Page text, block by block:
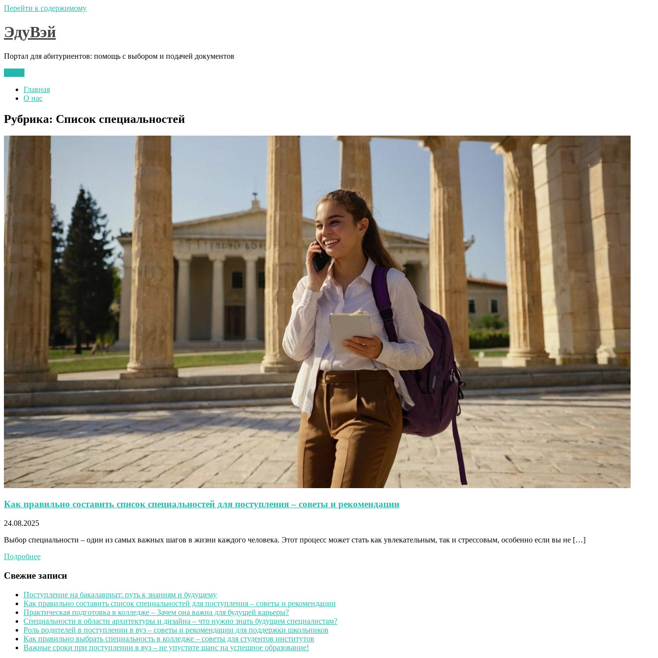
Перейти к содержимому
ЭдуВэй
Портал для абитуриентов: помощь с выбором и подачей документов
Главная
О нас
Рубрика: Список специальностей
Как правильно составить список специальностей для поступления – советы и рекомендации
24.08.2025
Выбор специальности – один из самых важных шагов в жизни каждого человека. Этот процесс может стать как увлекательным, так и стрессовым, особенно если вы не […]
Подробнее
Свежие записи
Поступление на бакалавриат: путь к знаниям и будущему
Как правильно составить список специальностей для поступления – советы и рекомендации
Практическая подготовка в колледже – Зачем она важна для будущей карьеры?
Специальности в области архитектуры и дизайна – что нужно знать будущим специалистам?
Роль родителей в поступлении в вуз – советы и рекомендации для поддержки школьников
Как правильно выбрать специальность в колледже – советы для студентов институтов
Важные сроки при поступлении в вуз – не упустите шанс на успешное образование!